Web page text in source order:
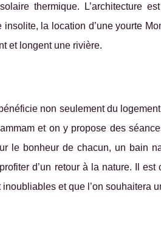
thermique. L’architecture
insolite, la location d’une yourte
et longent une rivière.
non seulement du
et on y propose des
le bonheur de chacun, un bain
d’un retour à la nature. Il
et que l’on souhaitera